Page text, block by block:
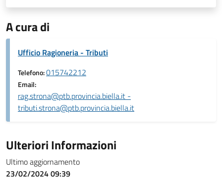
A cura di
Ufficio Ragioneria - Tributi
Telefono:015742212
Email:
rag.strona@ptb.provincia.biella.it -
tributi.strona@ptb.provincia.biella.it
Ulteriori Informazioni
Ultimo aggiornamento
23/02/2024 09:39